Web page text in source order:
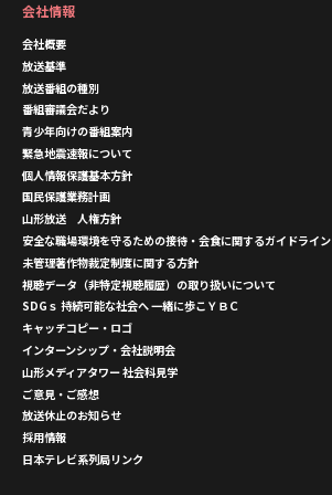
会社情報
会社概要
放送基準
放送番組の種別
番組審議会だより
青少年向けの番組案内
緊急地震速報について
個人情報保護基本方針
国民保護業務計画
山形放送 人権方針
安全な職場環境を守るための接待・会食に関するガイドライン
未管理著作物裁定制度に関する方針
視聴データ（非特定視聴履歴）の取り扱いについて
SDGｓ 持続可能な社会へ 一緒に歩こＹＢＣ
キャッチコピー・ロゴ
インターンシップ・会社説明会
山形メディアタワー 社会科見学
ご意見・ご感想
放送休止のお知らせ
採用情報
日本テレビ系列局リンク